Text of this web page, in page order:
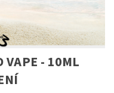
VAPE - 10ML